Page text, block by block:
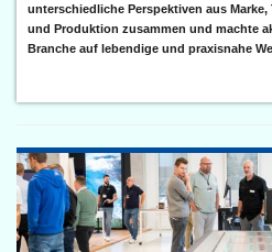
unterschiedliche Perspektiven aus
und Produktion zusammen und machte
Branche auf lebendige und praxisnahe